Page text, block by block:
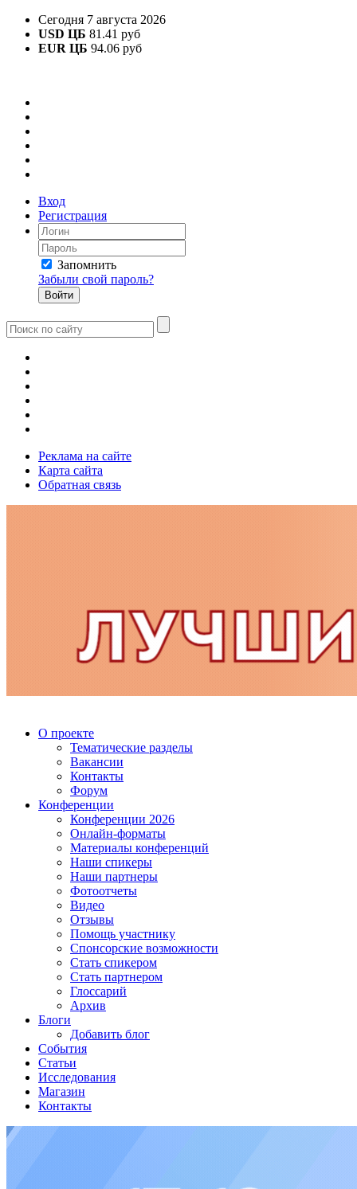
Сегодня 7 августа 2026
USD ЦБ 81.41 руб
EUR ЦБ 94.06 руб
Вход
Регистрация
Запомнить
Забыли свой пароль?
Реклама на сайте
Карта сайта
Обратная связь
О проекте
Тематические разделы
Вакансии
Контакты
Форум
Конференции
Конференции 2026
Онлайн-форматы
Материалы конференций
Наши спикеры
Наши партнеры
Фотоотчеты
Видео
Отзывы
Помощь участнику
Спонсорские возможности
Стать спикером
Стать партнером
Глоссарий
Архив
Блоги
Добавить блог
События
Статьи
Исследования
Магазин
Контакты